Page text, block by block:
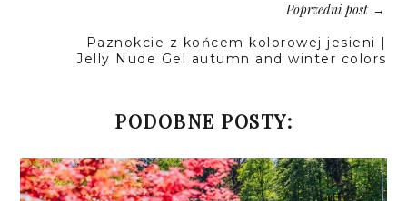
Poprzedni post→
Paznokcie z końcem kolorowej jesieni |
Jelly Nude Gel autumn and winter colors
PODOBNE POSTY: